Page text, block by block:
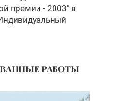
премии - 2003" в
РАБОТЫ